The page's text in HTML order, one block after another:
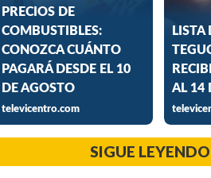
SIGUE LEYENDO